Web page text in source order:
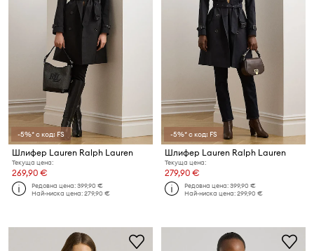
-5%* с код: FS
Шлифер Lauren Ralph Lauren
Текуща цена:
269,90 €
Редовна цена:399,90 €
Най-ниска цена:279,90 €
-5%* с код: FS
Шлифер Lauren Ralph Lauren
Текуща цена:
279,90 €
Редовна цена:399,90 €
Най-ниска цена:299,90 €